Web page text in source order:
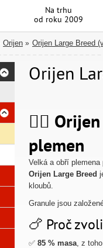
Na trhu
od roku 2009
Orijen » Orijen Large Breed
Orijen
🐕‍🦺
plemen
Velká a obří plemena
Orijen Large Breed
kloubů.
Granule jsou
🍗 Proč
✅ 85 % masa, z toho